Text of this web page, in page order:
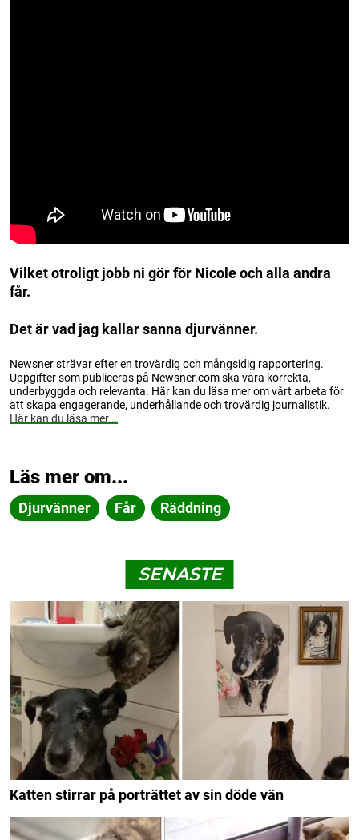
Vilket otroligt jobb ni gör för Nicole och alla andra
får.
Det är vad jag kallar sanna djurvänner.
Newsner strävar efter en trovärdig och mångsidig rapportering.
Uppgifter som publiceras på Newsner.com ska vara korrekta,
underbyggda och relevanta. Här kan du läsa mer om vårt arbeta för
att skapa engagerande, underhållande och trovärdig journalistik.
Här kan du läsa mer...
Läs mer om...
Djurvänner Får Räddning
SENASTE
Katten stirrar på porträttet av sin döde vän